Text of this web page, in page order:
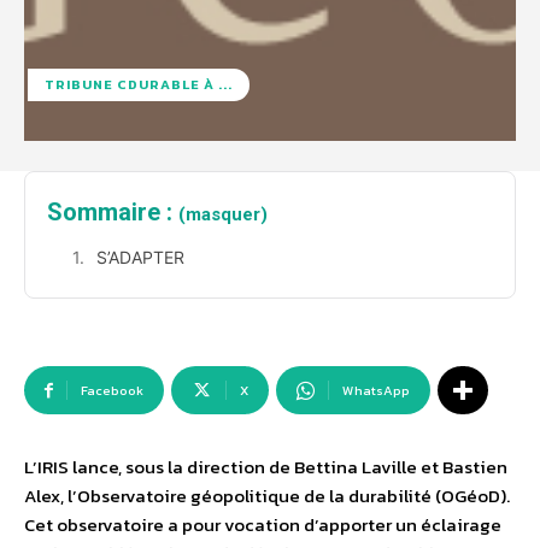
TRIBUNE CDURABLE À ...
Sommaire : (masquer)
S’ADAPTER
Facebook X WhatsApp
L’IRIS lance, sous la direction de Bettina Laville et Bastien
Alex, l’Observatoire géopolitique de la durabilité (OGéoD).
Cet observatoire a pour vocation d’apporter un éclairage